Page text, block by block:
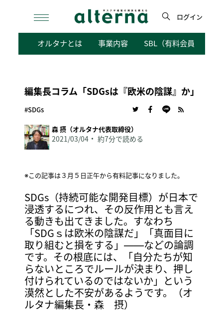
検
ログイン
オルタナとは 事業内容 SBL（有料会員向けサ
編集長コラム「SDGsは『欧米の陰謀』か」
#SDGs
森 摂（オルタナ代表取締役）
2021/03/04 約7分で読める
※この記事は３月５日正午から有料記事になりました。
SDGs（持続可能な開発目標）が日本で
浸透するにつれ、その反作用とも言え
る動きも出てきました。すなわち
「SDGｓは欧米の陰謀だ」「真面目に
取り組むと損をする」――などの論調
です。その根底には、「自分たちが知
らないところでルールが決まり、押し
付けられているのではないか」という
漠然とした不安があるようです。（オ
ルタナ編集長・森 摂）